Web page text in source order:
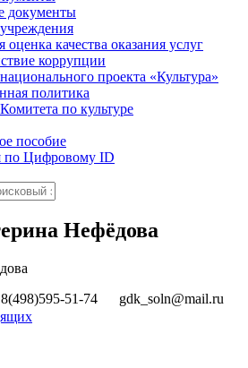
документы
оценка качества оказания услуг
коррупции
проекта «Культура»
политика
по культуре
пособие
по Цифровому ID
Нефёдова
8(498)595-51-74
gdk_soln@mail.ru